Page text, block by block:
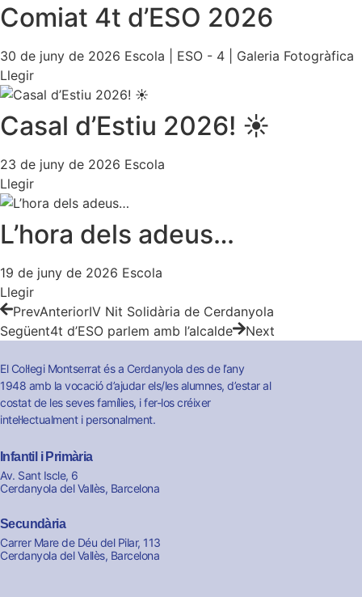
Comiat 4t d’ESO 2026
30 de juny de 2026 Escola ESO - 4
Galeria Fotogràfica
Llegir
Casal d’Estiu 2026! ☀️
23 de juny de 2026 Escola
Llegir
L’hora dels adeus…
19 de juny de 2026 Escola
Llegir
PrevAnteriorIV Nit Solidària de Cerdanyola
Següent4t d’ESO parlem amb l’alcalde Next
El Col·legi Montserrat és a Cerdanyola des de l’any
1948 amb la vocació d’ajudar els/les alumnes, d’estar al
costat de les seves famílies, i fer-los créixer
intel·lectualment i personalment.
Infantil i Primària
Av. Sant Iscle, 6
Cerdanyola del Vallès, Barcelona
Secundària
Carrer Mare de Déu del Pilar, 113
Cerdanyola del Vallès, Barcelona